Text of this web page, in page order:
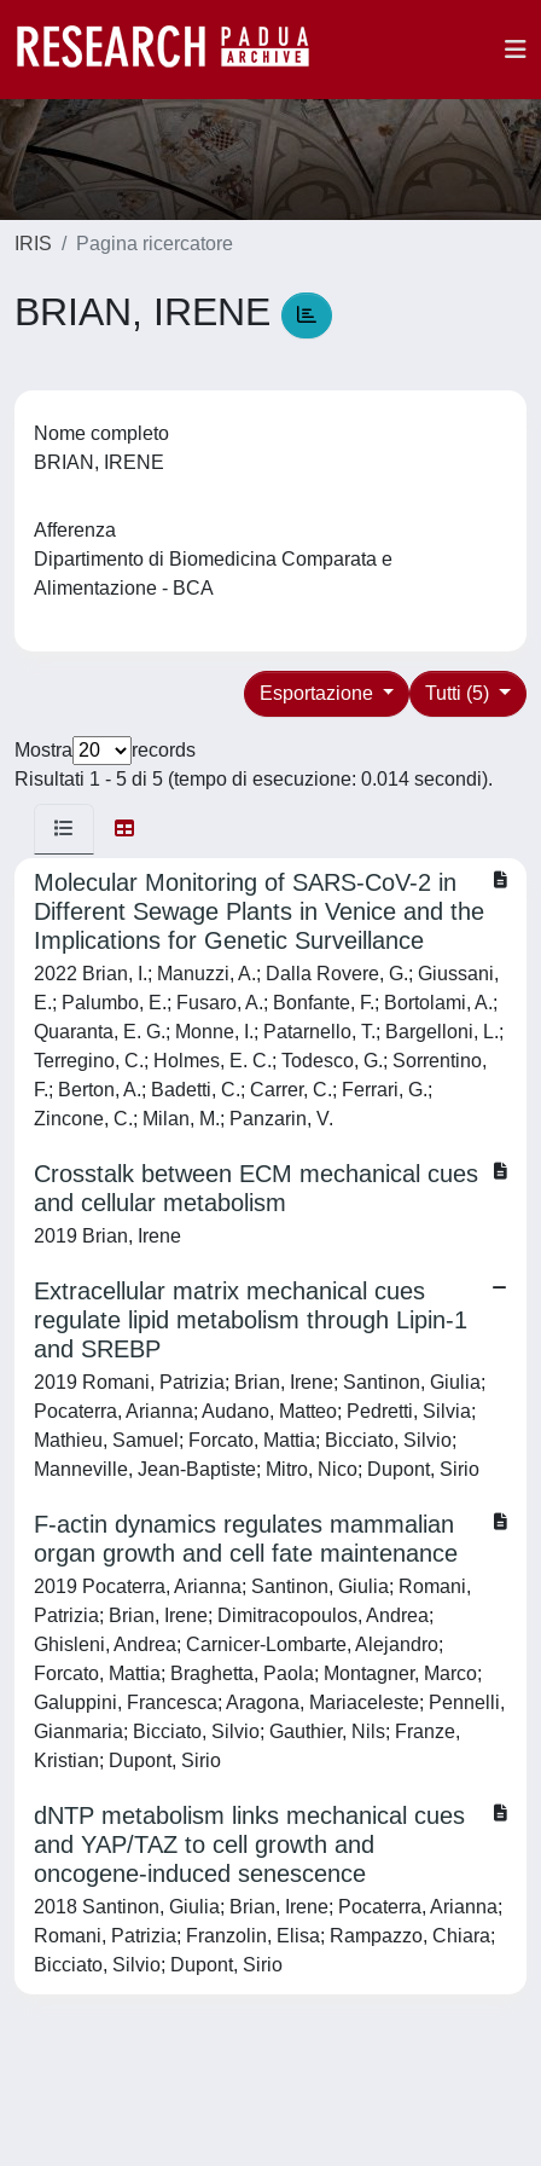
IRIS Pagina ricercatore
BRIAN, IRENE
Nome completo
BRIAN, IRENE
Afferenza
Dipartimento di Biomedicina Comparata e
Alimentazione - BCA
Tutti (5)
Esportazione
Mostra
records
Risultati 1 - 5 di 5 (tempo di esecuzione: 0.014 secondi).
Molecular Monitoring of SARS-CoV-2 in
Different Sewage Plants in Venice and the
Implications for Genetic Surveillance
2022 Brian, I.; Manuzzi, A.; Dalla Rovere, G.; Giussani,
E.; Palumbo, E.; Fusaro, A.; Bonfante, F.; Bortolami, A.;
Quaranta, E. G.; Monne, I.; Patarnello, T.; Bargelloni, L.;
Terregino, C.; Holmes, E. C.; Todesco, G.; Sorrentino,
F.; Berton, A.; Badetti, C.; Carrer, C.; Ferrari, G.;
Zincone, C.; Milan, M.; Panzarin, V.
Crosstalk between ECM mechanical cues
and cellular metabolism
2019 Brian, Irene
Extracellular matrix mechanical cues
regulate lipid metabolism through Lipin-1
and SREBP
2019 Romani, Patrizia; Brian, Irene; Santinon, Giulia;
Pocaterra, Arianna; Audano, Matteo; Pedretti, Silvia;
Mathieu, Samuel; Forcato, Mattia; Bicciato, Silvio;
Manneville, Jean-Baptiste; Mitro, Nico; Dupont, Sirio
F-actin dynamics regulates mammalian
organ growth and cell fate maintenance
2019 Pocaterra, Arianna; Santinon, Giulia; Romani,
Patrizia; Brian, Irene; Dimitracopoulos, Andrea;
Ghisleni, Andrea; Carnicer-Lombarte, Alejandro;
Forcato, Mattia; Braghetta, Paola; Montagner, Marco;
Galuppini, Francesca; Aragona, Mariaceleste; Pennelli,
Gianmaria; Bicciato, Silvio; Gauthier, Nils; Franze,
Kristian; Dupont, Sirio
dNTP metabolism links mechanical cues
and YAP/TAZ to cell growth and
oncogene-induced senescence
2018 Santinon, Giulia; Brian, Irene; Pocaterra, Arianna;
Romani, Patrizia; Franzolin, Elisa; Rampazzo, Chiara;
Bicciato, Silvio; Dupont, Sirio